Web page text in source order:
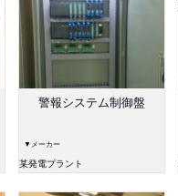
警報システム制御盤
▼メーカー
某発電プラント